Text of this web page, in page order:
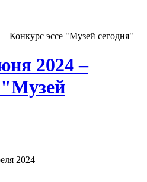
Конкурс эссе "Музей сегодня"
2024 –
"Музей
2024